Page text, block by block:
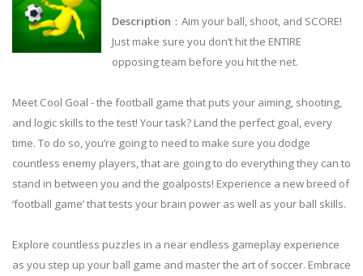
Description ：Aim your ball, shoot, and SCORE!
Just make sure you don’t hit the ENTIRE
opposing team before you hit the net.
Meet Cool Goal - the football game that puts your aiming, shooting,
and logic skills to the test! Your task? Land the perfect goal, every
time. To do so, you’re going to need to make sure you dodge
countless enemy players, that are going to do everything they can to
stand in between you and the goalposts! Experience a new breed of
‘football game’ that tests your brain power as well as your ball skills.
Explore countless puzzles in a near endless gameplay experience
as you step up your ball game and master the art of soccer. Embrace